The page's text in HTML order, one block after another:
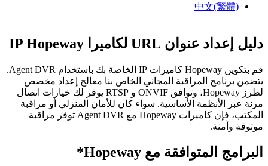
中文(繁體)
دليل إعداد عنوان URL لكاميرا IP Hopeway
قم بتكوين Hopeway كاميرات IP الخاصة بك باستخدام Agent DVR.
يتضمن برنامج المراقبة المجاني الخاص بنا معالج إعداد مخصص
لطرز Hopeway، وتوافق ONVIF و RTSP يوفر لك خيارات اتصال
مرنة عبر الأنظمة الأساسية. سواء كان للأمان المنزلي أو مراقبة
المكتب، فإن كاميرات Hopeway مع Agent DVR توفر مراقبة
موثوقة وآمنة.
البرامج المتوافقة مع Hopeway*